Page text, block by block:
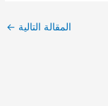
المقالة التالية ←